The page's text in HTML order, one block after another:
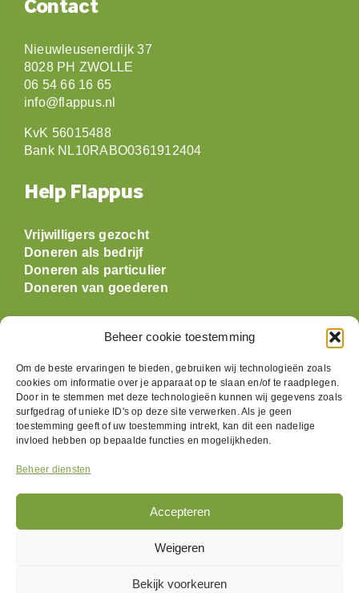
Beheer cookie toestemming
Om de beste ervaringen te bieden, gebruiken wij technologieën zoals
cookies om informatie over je apparaat op te slaan en/of te raadplegen.
Door in te stemmen met deze technologieën kunnen wij gegevens zoals
surfgedrag of unieke ID's op deze site verwerken. Als je geen
toestemming geeft of uw toestemming intrekt, kan dit een nadelige
invloed hebben op bepaalde functies en mogelijkheden.
Beheer diensten
Accepteren
Weigeren
Bekijk voorkeuren
Contact
Nieuwleusenerdijk 37
8028 PH ZWOLLE
06 54 66 16 65
info@flappus.nl
KvK 56015488
Bank NL10RABO0361912404
Help Flappus
Vrijwilligers gezocht
Doneren als bedrijf
Doneren als particulier
Doneren van goederen
Openingstijden
Maandag: gesloten
Dinsdag:09:30 t/m 17:00
Woensdag:09:30 t/m 17:00
Donderdag:09:30 t/m 17:00
09:30 t/m 17:00
Zaterdag:09:30 t/m 17:00